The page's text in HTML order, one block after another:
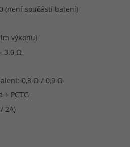
(není součástí balení)
výkonu)
3.0 Ω
0,3 Ω / 0,9 Ω
PCTG
2A)